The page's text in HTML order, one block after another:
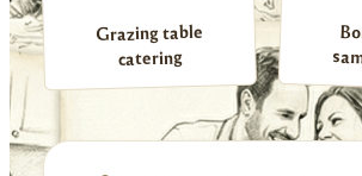
Grazing table
catering